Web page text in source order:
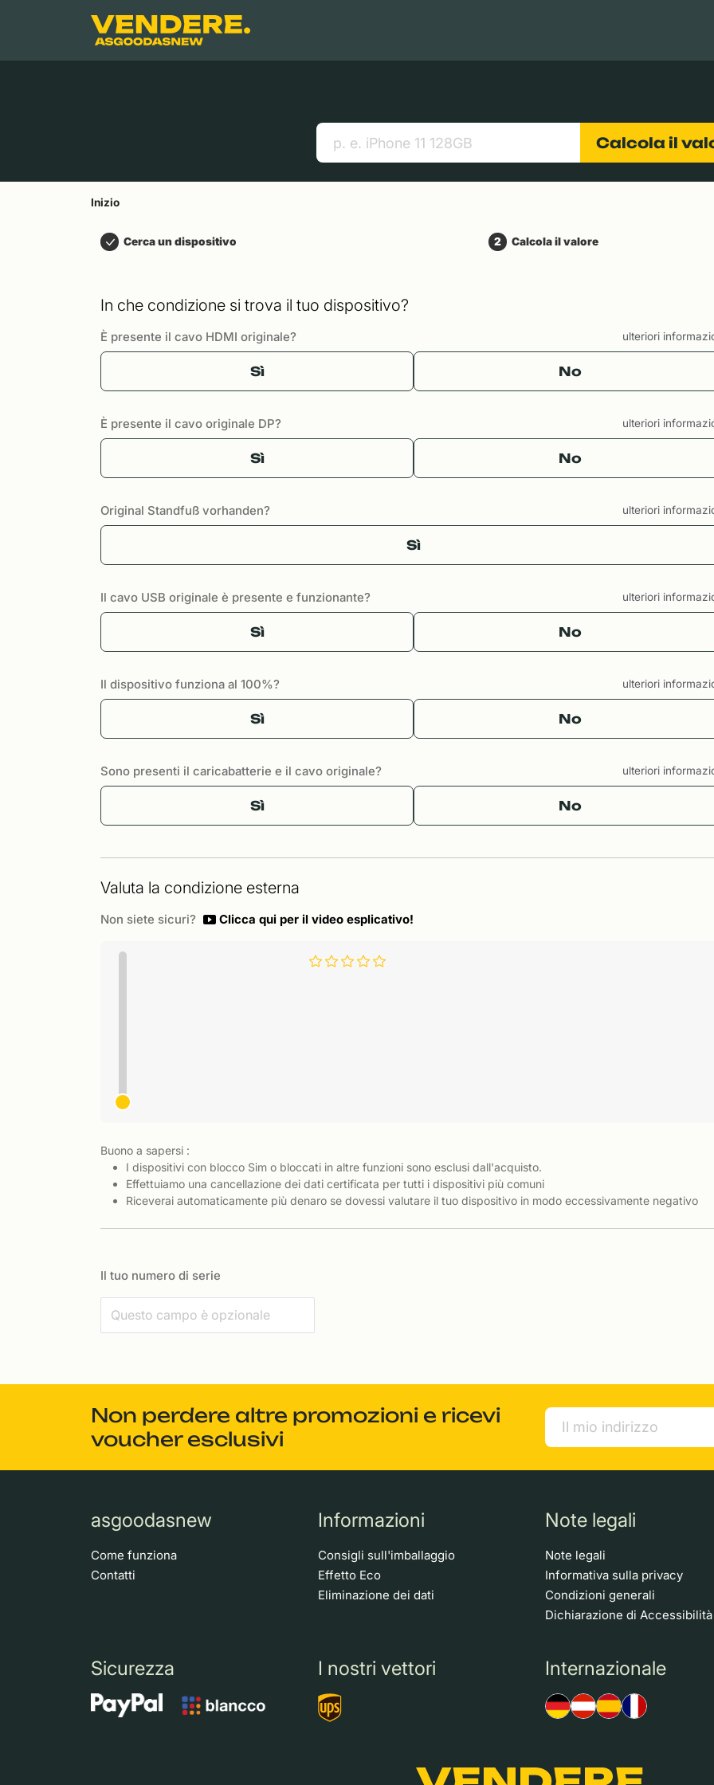
Contenuto principale
Calcola il
Inizio
Cerca un dispositivo 2 Calcola il valore
In che condizione si trova il tuo dispositivo?
È presente il cavo HDMI originale? ulteriori
Sì No
È presente il cavo originale DP? ulteriori
Sì No
Original Standfuß vorhanden? ulteriori
Sì
Il cavo USB originale è presente e funzionante? ulteriori
Sì No
Il dispositivo funziona al 100%? ulteriori
Sì No
Sono presenti il caricabatterie e il cavo originale? ulteriori
Sì No
Valuta la condizione esterna
Non siete sicuri? Clicca qui per il video esplicativo!
Buono a sapersi :
I dispositivi con blocco Sim o bloccati in altre funzioni sono esclusi dall'acquisto.
Effettuiamo una cancellazione dei dati certificata per tutti i dispositivi più comuni
Riceverai automaticamente più denaro se dovessi valutare il tuo dispositivo in modo eccessivamente negativo
Il tuo numero di serie
Non perdere altre promozioni e ricevi
voucher esclusivi
asgoodasnew
Come funziona
Contatti
Informazioni
Consigli sull'imballaggio
Effetto Eco
Eliminazione dei dati
Note legali
Note legali
Informativa sulla privacy
Condizioni generali
Dichiarazione di Accessibilità
Sicurezza I nostri vettori Internazionale